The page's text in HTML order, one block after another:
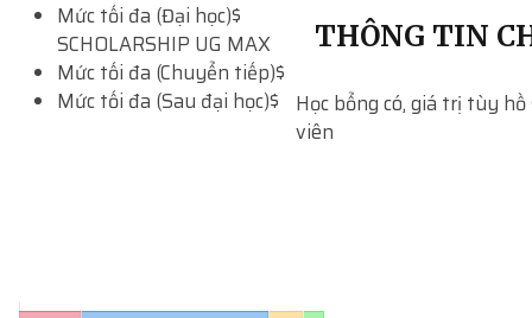
Mức tối đa (Đại học)$
SCHOLARSHIP UG MAX
Mức tối đa (Chuyển tiếp)$
Mức tối đa (Sau đại học)$
THÔNG TIN
Học bổng có, giá trị tùy
viên